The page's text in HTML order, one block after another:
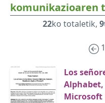
komunikazioaren
22ko totaletik,
1
Los
Alphabet,
Microsoft